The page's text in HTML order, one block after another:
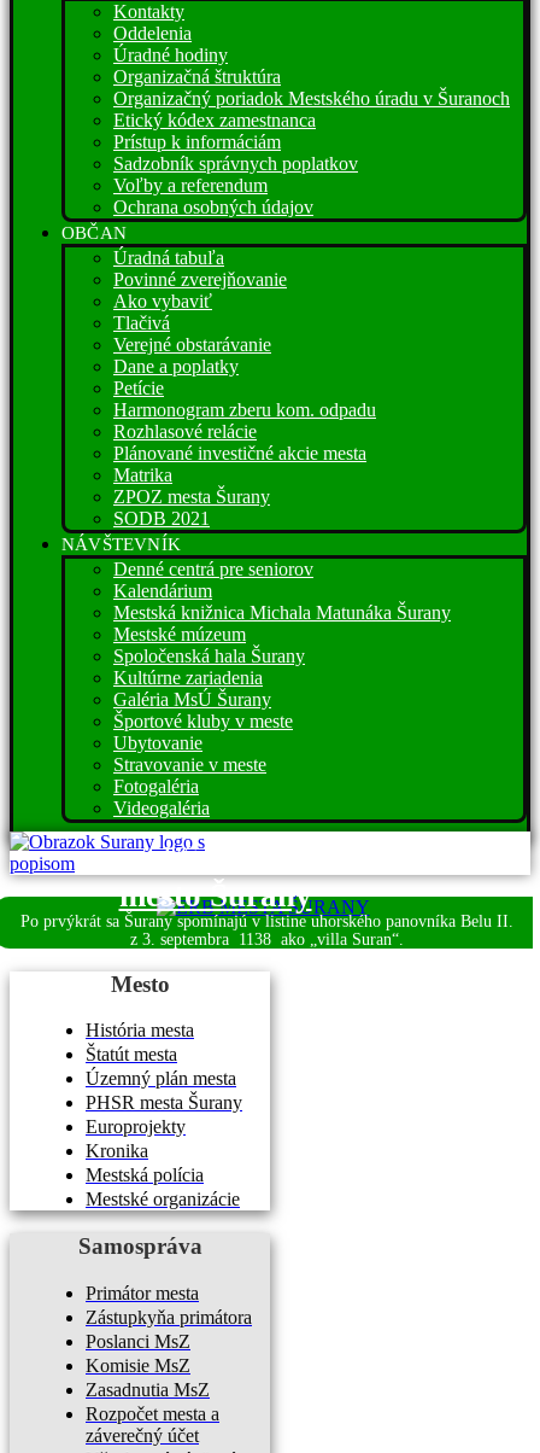
Kontakty
Oddelenia
Úradné hodiny
Organizačná štruktúra
Organizačný poriadok Mestského úradu v Šuranoch
Etický kódex zamestnanca
Prístup k informáciám
Sadzobník správnych poplatkov
Voľby a referendum
Ochrana osobných údajov
OBČAN
Úradná tabuľa
Povinné zverejňovanie
Ako vybaviť
Tlačivá
Verejné obstarávanie
Dane a poplatky
Petície
Harmonogram zberu kom. odpadu
Rozhlasové relácie
Plánované investičné akcie mesta
Matrika
ZPOZ mesta Šurany
SODB 2021
NÁVŠTEVNÍK
Denné centrá pre seniorov
Kalendárium
Mestská knižnica Michala Matunáka Šurany
Mestské múzeum
Spoločenská hala Šurany
Kultúrne zariadenia
Galéria MsÚ Šurany
Športové kluby v meste
Ubytovanie
Stravovanie v meste
Fotogaléria
Videogaléria
Víta vás
mesto Šurany
Po prvýkrát sa Šurany spomínajú v listine uhorského panovníka Belu II.
z 3. septembra 1138 ako „villa Suran“.
Mesto
História mesta
Štatút mesta
Územný plán mesta
PHSR mesta Šurany
Europrojekty
Kronika
Mestská polícia
Mestské organizácie
Samospráva
Primátor mesta
Zástupkyňa primátora
Poslanci MsZ
Komisie MsZ
Zasadnutia MsZ
Rozpočet mesta a
záverečný účet